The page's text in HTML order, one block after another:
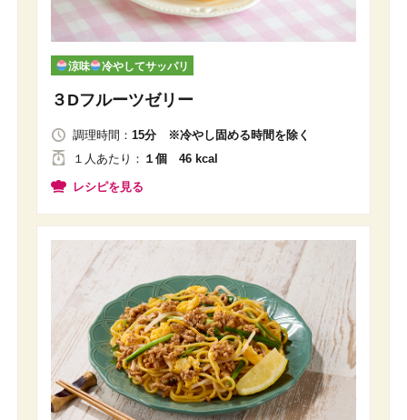
涼味 冷やしてサッパリ
３Dフルーツゼリー
調理時間： 15分 ※冷やし固める時間を除く
１人 あたり ： １個 46 kcal
レシピを見る